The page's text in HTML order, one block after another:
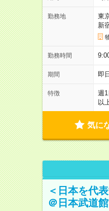
勤務地
東
新
勤務時間
期間 即
特徴 週
以
気に
＜日本を代
＠日本武道館